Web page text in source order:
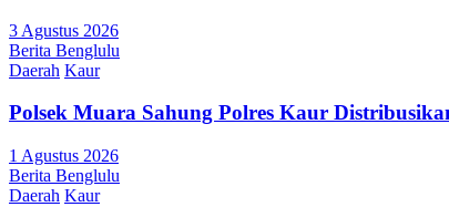
3 Agustus 2026
Berita Benglulu
Daerah Kaur
Polsek Muara Sahung Polres Kaur
1 Agustus 2026
Berita Benglulu
Daerah Kaur